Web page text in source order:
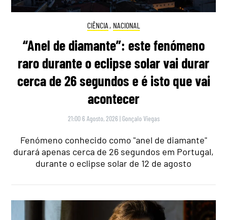
CIÊNCIA , NACIONAL
“Anel de diamante”: este fenómeno
raro durante o eclipse solar vai durar
cerca de 26 segundos e é isto que vai
acontecer
21:00 6 Agosto, 2026 | Gonçalo Viegas
Fenómeno conhecido como "anel de diamante"
durará apenas cerca de 26 segundos em Portugal,
durante o eclipse solar de 12 de agosto